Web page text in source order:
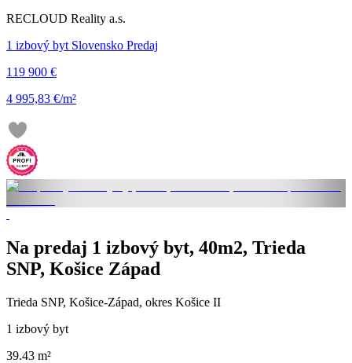
RECLOUD Reality a.s.
1 izbový byt Slovensko Predaj
119 900 €
4 995,83 €/m²
Na predaj 1 izbový byt, 40m2, Trieda
SNP, Košice Západ
Trieda SNP, Košice-Západ, okres Košice II
1 izbový byt
39.43 m²